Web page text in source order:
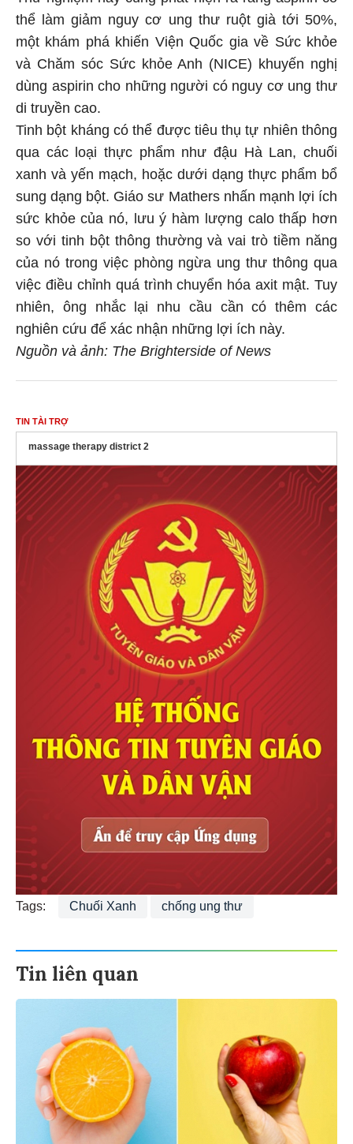
thể làm giảm nguy cơ ung thư ruột già tới 50%,
một khám phá khiến Viện Quốc gia về Sức khỏe
và Chăm sóc Sức khỏe Anh (NICE) khuyến nghị
dùng aspirin cho những người có nguy cơ ung thư
di truyền cao.
Tinh bột kháng có thể được tiêu thụ tự nhiên thông
qua các loại thực phẩm như đậu Hà Lan, chuối
xanh và yến mạch, hoặc dưới dạng thực phẩm bổ
sung dạng bột. Giáo sư Mathers nhấn mạnh lợi ích
sức khỏe của nó, lưu ý hàm lượng calo thấp hơn
so với tinh bột thông thường và vai trò tiềm năng
của nó trong việc phòng ngừa ung thư thông qua
việc điều chỉnh quá trình chuyển hóa axit mật. Tuy
nhiên, ông nhắc lại nhu cầu cần có thêm các
nghiên cứu để xác nhận những lợi ích này.
Nguồn và ảnh: The Brighterside of News
TIN TÀI TRỢ
massage therapy district 2
Tags: Chuối Xanh chống ung thư
Tin liên quan